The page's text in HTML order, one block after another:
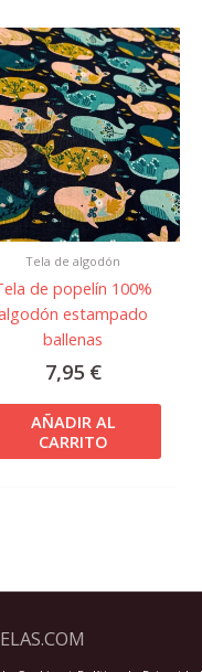
Tela de algodón
de popelín 100%
estampado
ballenas
7,95 €
AÑADIR AL
CARRITO